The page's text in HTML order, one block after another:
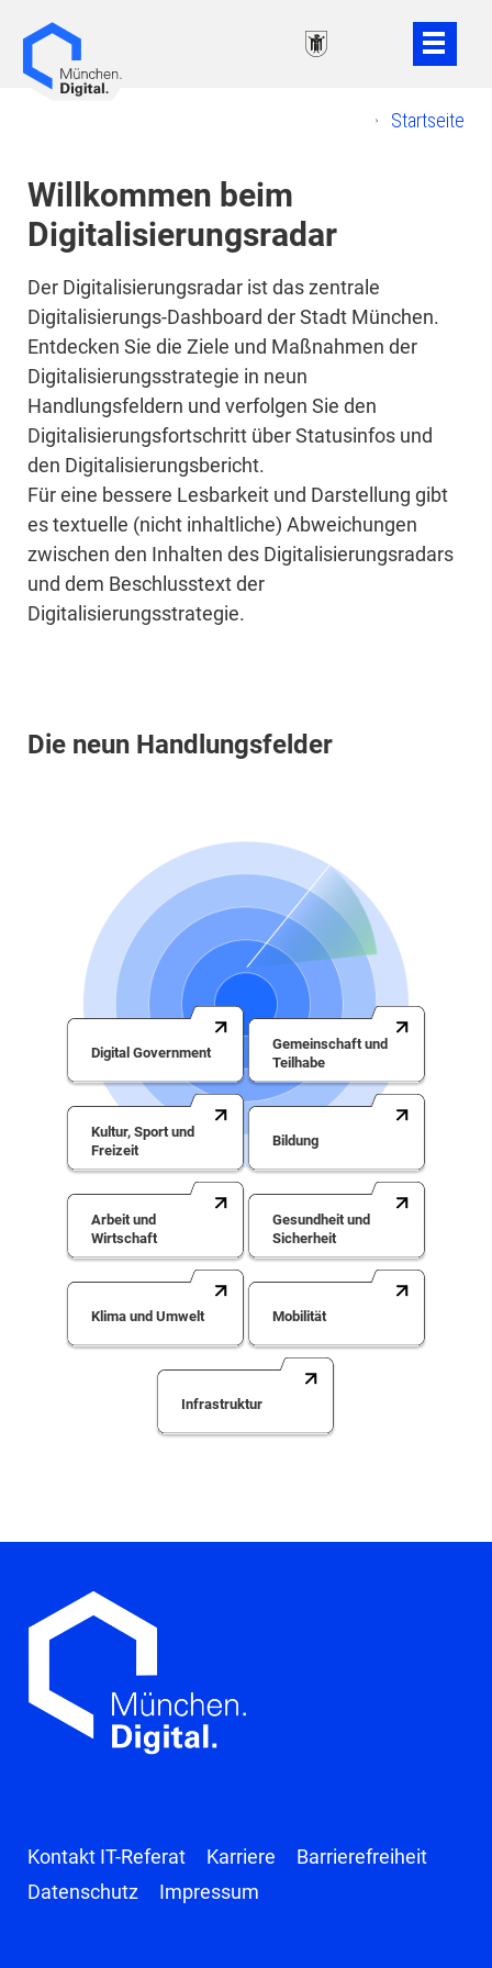
zum
Inhalt
Fußzeile
Startseite
Willkommen beim
Digitalisierungsradar
Der Digitalisierungsradar ist das zentrale
Digitalisierungs-Dashboard der Stadt München.
Entdecken Sie die Ziele und Maßnahmen der
Digitalisierungsstrategie in neun
Handlungsfeldern und verfolgen Sie den
Digitalisierungsfortschritt über Statusinfos und
den Digitalisierungsbericht.
Für eine bessere Lesbarkeit und Darstellung gibt
es textuelle (nicht inhaltliche) Abweichungen
zwischen den Inhalten des Digitalisierungsradars
und dem Beschlusstext der
Digitalisierungsstrategie.
Die neun Handlungsfelder
Digital Government
Gemeinschaft und
Teilhabe
Kultur, Sport und
Freizeit
Bildung
Arbeit und
Wirtschaft
Gesundheit und
Sicherheit
Klima und Umwelt Mobilität
Infrastruktur
Kontakt IT-Referat Karriere
Barrierefreiheit
Datenschutz
Impressum